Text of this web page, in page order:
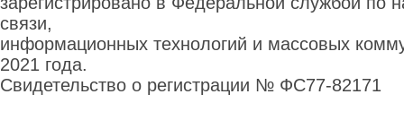
связи,
информационных технологий и массовых
2021 года.
Свидетельство о регистрации № ФС77-82171